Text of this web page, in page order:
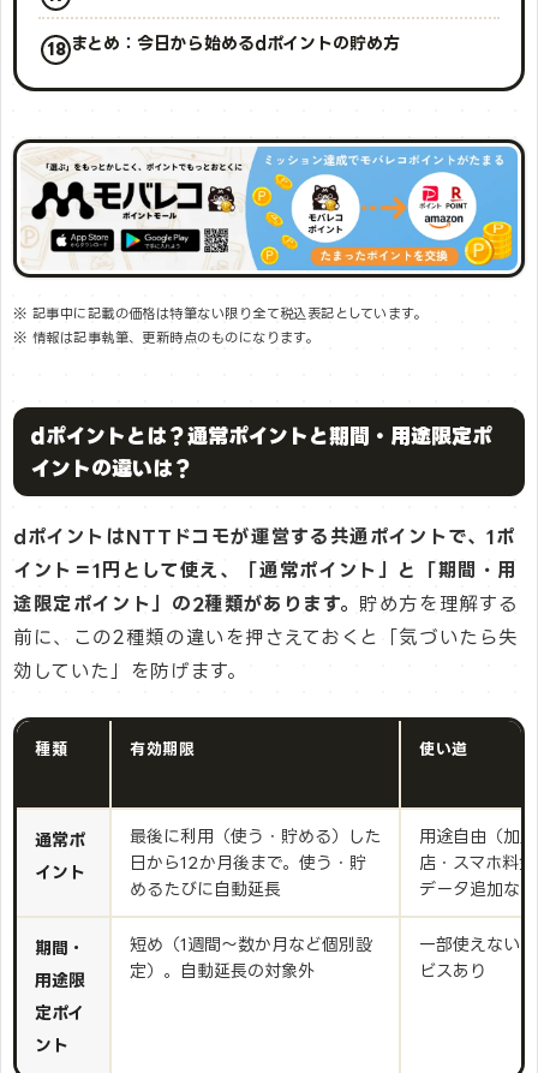
まとめ：今日から始めるdポイントの貯め方
※ 記事中に記載の価格は特筆ない限り全て税込表記としています。
※ 情報は記事執筆、更新時点のものになります。
dポイントとは？通常ポイントと期間・用途限定ポ
イントの違いは？
dポイントはNTTドコモが運営する共通ポイントで、1ポ
イント＝1円として使え、「通常ポイント」と「期間・用
途限定ポイント」の2種類があります。 貯め方を理解する
前に、この2種類の違いを押さえておくと「気づいたら失
効していた」を防げます。
種類 有効期限 使い道
通常ポ
イント
最後に利用（使う・貯める）した
日から12か月後まで。使う・貯
めるたびに自動延長
用途自由（加盟
店・スマホ料
データ追加な
期間・
用途限
定ポイ
ント
短め（1週間〜数か月など個別設
定）。自動延長の対象外
一部使えない
ビスあり